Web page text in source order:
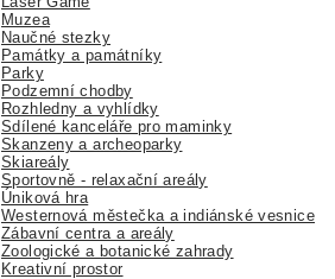
Muzea
Naučné stezky
Památky a památníky
Parky
Podzemní chodby
Rozhledny a vyhlídky
Sdílené kanceláře pro maminky
Skanzeny a archeoparky
Skiareály
Sportovně - relaxační areály
Úniková hra
Westernová městečka a indiánské vesnice
Zábavní centra a areály
Zoologické a botanické zahrady
Kreativní prostor